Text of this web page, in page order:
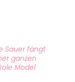
Sauer fängt
ganzen
Model